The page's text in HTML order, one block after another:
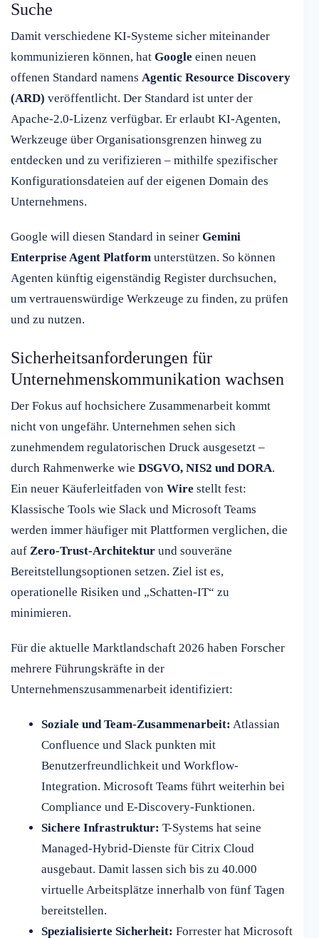
Suche
Damit verschiedene KI-Systeme sicher miteinander
kommunizieren können, hat Google einen neuen
offenen Standard namens Agentic Resource Discovery
(ARD) veröffentlicht. Der Standard ist unter der
Apache-2.0-Lizenz verfügbar. Er erlaubt KI-Agenten,
Werkzeuge über Organisationsgrenzen hinweg zu
entdecken und zu verifizieren – mithilfe spezifischer
Konfigurationsdateien auf der eigenen Domain des
Unternehmens.
Google will diesen Standard in seiner Gemini
Enterprise Agent Platform unterstützen. So können
Agenten künftig eigenständig Register durchsuchen,
um vertrauenswürdige Werkzeuge zu finden, zu prüfen
und zu nutzen.
Sicherheitsanforderungen für
Unternehmenskommunikation wachsen
Der Fokus auf hochsichere Zusammenarbeit kommt
nicht von ungefähr. Unternehmen sehen sich
zunehmendem regulatorischen Druck ausgesetzt –
durch Rahmenwerke wie DSGVO, NIS2 und DORA.
Ein neuer Käuferleitfaden von Wire stellt fest:
Klassische Tools wie Slack und Microsoft Teams
werden immer häufiger mit Plattformen verglichen, die
auf Zero-Trust-Architektur und souveräne
Bereitstellungsoptionen setzen. Ziel ist es,
operationelle Risiken und „Schatten-IT“ zu
minimieren.
Für die aktuelle Marktlandschaft 2026 haben Forscher
mehrere Führungskräfte in der
Unternehmenszusammenarbeit identifiziert:
Soziale und Team-Zusammenarbeit: Atlassian
Confluence und Slack punkten mit
Benutzerfreundlichkeit und Workflow-
Integration. Microsoft Teams führt weiterhin bei
Compliance und E-Discovery-Funktionen.
Sichere Infrastruktur: T-Systems hat seine
Managed-Hybrid-Dienste für Citrix Cloud
ausgebaut. Damit lassen sich bis zu 40.000
virtuelle Arbeitsplätze innerhalb von fünf Tagen
bereitstellen.
Spezialisierte Sicherheit: Forrester hat Microsoft